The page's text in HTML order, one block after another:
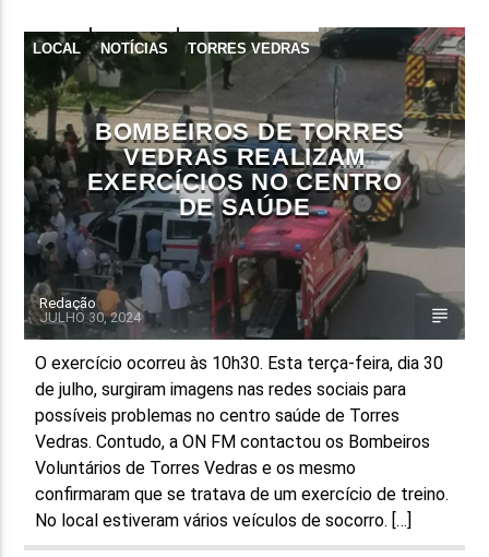
LOCAL NOTÍCIAS TORRES VEDRAS
BOMBEIROS DE TORRES
VEDRAS REALIZAM
EXERCÍCIOS NO CENTRO
DE SAÚDE
Redação
JULHO 30, 2024
O exercício ocorreu às 10h30. Esta terça-feira, dia 30
de julho, surgiram imagens nas redes sociais para
possíveis problemas no centro saúde de Torres
Vedras. Contudo, a ON FM contactou os Bombeiros
Voluntários de Torres Vedras e os mesmo
confirmaram que se tratava de um exercício de treino.
No local estiveram vários veículos de socorro. […]